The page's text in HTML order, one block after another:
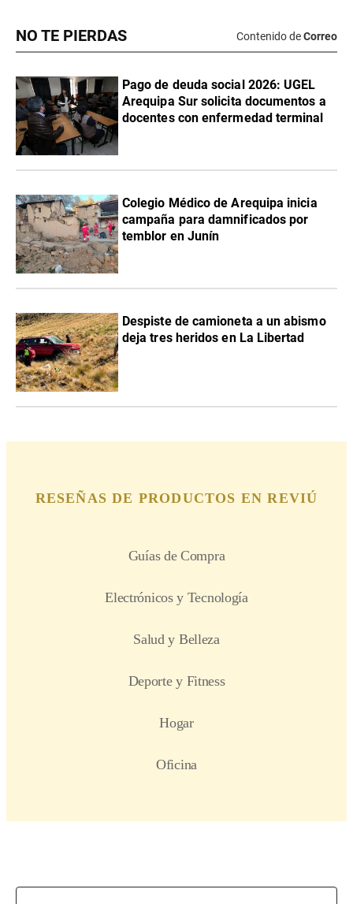
NO TE PIERDAS Contenido deCorreo
Pago de deuda social 2026: UGEL
Arequipa Sur solicita documentos a
docentes con enfermedad terminal
Colegio Médico de Arequipa inicia
campaña para damnificados por
temblor en Junín
Despiste de camioneta a un abismo
deja tres heridos en La Libertad